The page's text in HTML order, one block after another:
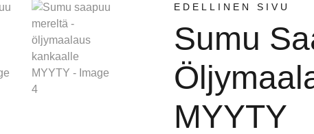
EDELLINEN SIVU
Sumu
MYYTY